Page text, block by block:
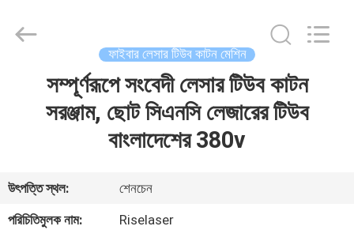
ভিআর
শো
Technology
ফাইবার লেসার টিউব কাটন মেশিন
সম্পূর্ণরূপে সংবেদী লেসার টিউব কাটন
সরঞ্জাম, ছোট সিএনসি লেজারের টিউব
বাংলাদেশের 380v
উৎপত্তি স্থল:
শেনচেন
পরিচিতিমুলক নাম:
Riselaser